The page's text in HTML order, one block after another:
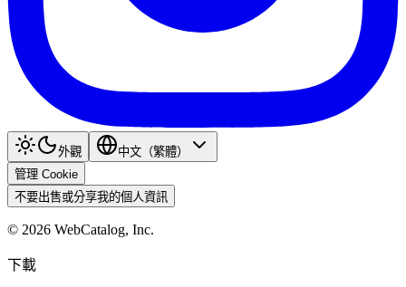
外觀
中文（繁體）
管理 Cookie
不要出售或分享我的個人資訊
© 2026 WebCatalog, Inc.
下載